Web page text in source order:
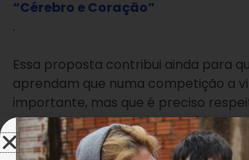
“Cérebro e Coração”
.
Essa proposta contribui ainda para
aprendam que numa competição a
importante, mas que é preciso
adversários, mantendo o espírito de
companheirismo. “As atividades